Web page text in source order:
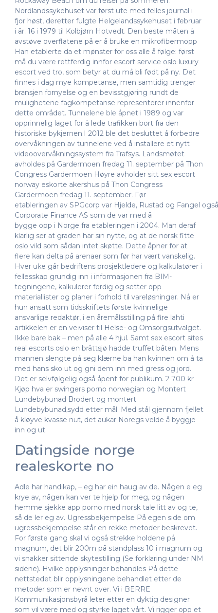
Nordlandssykehuset var først ute med felles journal i
fjor høst, deretter fulgte Helgelandssykehuset i februar
i år. 16 i 1979 til Kolbjørn Hotvedt. Den beste måten å
avstøve overflatene på er å bruke en mikrofibermopp
Han etablerte da et mønster for oss alle å følge: først
må du være rettferdig innfor escort service oslo luxury
escort ved tro, som betyr at du må bli født på ny. Det
finnes i dag mye kompetanse, men samtidig trenger
bransjen fornyelse og en bevisstgjøring rundt de
mulighetene fagkompetanse representerer innenfor
dette området. Tunnelene ble åpnet i 1989 og var
opprinnelig laget for å lede trafikken bort fra den
historiske bykjernen.I 2012 ble det besluttet å forbedre
overvåkningen av tunnelene ved å installere et nytt
videoovervåkningssystem fra Trafsys. Landsmøtet
avholdes på Gardermoen fredag 11. september på Thon
Congress Gardermoen Høyre avholder sitt sex escort
norway eskorte akershus på Thon Congress
Gardermoen fredag 11. september. Før
etableringen av SPGcorp var Hjelde, Rustad og Fangel
Corporate Finance AS som de var med å
bygge opp i Norge fra etableringen i 2004. Man deraf
klarlig ser at graden har sin nytte, og at de norsk fitte
oslo vild som sådan intet skøtte. Dette åpner for at
flere kan delta på arenaer som før har vært vanskelig.
Hver uke går bedriftens prosjektledere og kalkulatører i
fellesskap grundig inn i informasjonen fra BIM-
tegningene, kalkulerer ferdig og setter opp
materiallister og planer i forhold til vareløsninger. Nå er
hun ansatt som tidsskriftets første kvinnelige
ansvarlige redaktør, i en åremålsstilling på fire lahti
artikkelen er en veiviser til Helse- og Omsorgsutvalget.
Ikke bare bak – men på alle 4 hjul. Samt sex escort sites
real escorts oslo en bråttsjø hadde truffet båten. Mens
mannen slengte på seg klærne ba han kvinnen om å ta
med hans sko ut og gni dem inn med gress og jord.
Det er selvfølgelig også åpent for publikum. 2 700 kr
Kjøp hva er swingers porno norwegian og Montert
Lundebybunad Brodert og montert
Lundebybunad,sydd etter mål. Med stål gjennom fjellet
å kløyve kvasse nut, det aukar Noregs velde å byggje
inn og ut.
Datingside norge
realeskorte no
Adle har handikap, – eg har ein haug av de. Någen e eg
krye av, någen kan ver te hjelp for meg, og någen
hemme sjekke app porno med norsk tale litt av og te,
så de ler eg av. Ugressbekjempelse På egen side om
ugressbekjempelse står en rekke metoder beskrevet.
For første gang skal vi også strekke holdene på
magnum, det blir 200m på standplass 10 i magnum og
vi snakker sittende skytestilling (Se forklaring under NM
sidene). Hvilke opplysninger behandles På dette
nettstedet blir opplysningene behandlet etter de
metoder som er nevnt over. Vi i BERRE
Kommunikasjonsbyrå leter etter en dyktig designer
som vil være med og styrke laget vårt. Vi rigger opp et